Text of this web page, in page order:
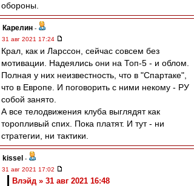
обороны.
Карелин -
31 авг 2021 17:24
Крал, как и Ларссон, сейчас совсем без
мотивации. Надеялись они на Топ-5 - и облом.
Полная у них неизвестность, что в "Спартаке",
что в Европе. И поговорить с ними некому - РУ
собой занято.
А все телодвижения клуба выглядят как
торопливый спих. Пока платят. И тут - ни
стратегии, ни тактики.
kissel -
31 авг 2021 17:02
Влэйд » 31 авг 2021 16:48